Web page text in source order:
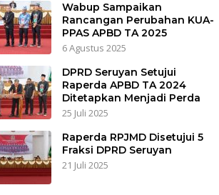
Wabup Sampaikan
Rancangan Perubahan KUA-
PPAS APBD TA 2025
6 Agustus 2025
DPRD Seruyan Setujui
Raperda APBD TA 2024
Ditetapkan Menjadi Perda
25 Juli 2025
Raperda RPJMD Disetujui 5
Fraksi DPRD Seruyan
21 Juli 2025